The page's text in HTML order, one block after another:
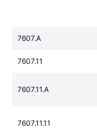
7607.A
7607.11
7607.11.A
7607.11.11